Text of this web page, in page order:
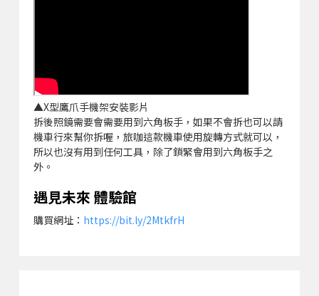
▲X型鷹爪手機架安裝影片
拆後照鏡需要會需要用到六角板手，如果不會拆也可以請
機車行來幫你拆喔，旅咖這款機車使用旋轉方式就可以，
所以也沒有用到任何工具，除了鎖緊會用到六角板手之
外。
遇見未來 體驗館
購買網址： https://bit.ly/2MtkfrH